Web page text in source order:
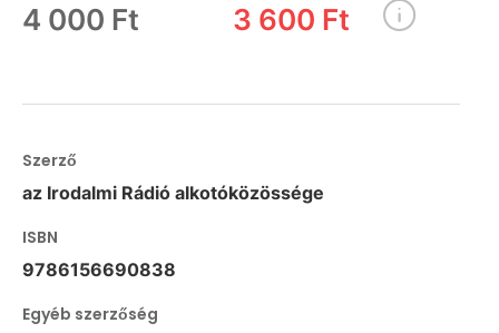
4 000 Ft 3 600 Ft
Szerző
az Irodalmi Rádió alkotóközössége
ISBN
9786156690838
Egyéb szerzőség